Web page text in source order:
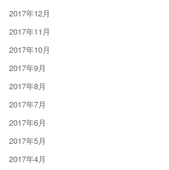
2017年12月
2017年11月
2017年10月
2017年9月
2017年8月
2017年7月
2017年6月
2017年5月
2017年4月